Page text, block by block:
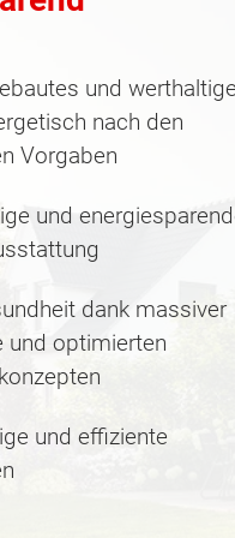
und
nach den
Vorgaben
und
dank massiver
und optimierten
und effiziente